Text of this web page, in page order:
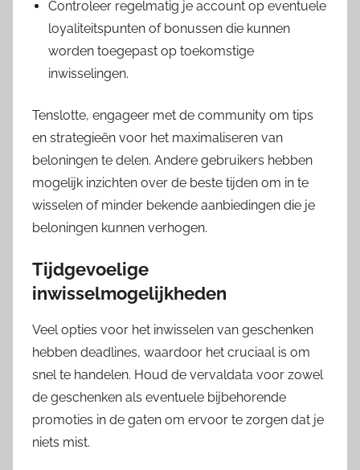
Controleer regelmatig je account op eventuele
loyaliteitspunten of bonussen die kunnen
worden toegepast op toekomstige
inwisselingen.
Tenslotte, engageer met de community om tips
en strategieën voor het maximaliseren van
beloningen te delen. Andere gebruikers hebben
mogelijk inzichten over de beste tijden om in te
wisselen of minder bekende aanbiedingen die je
beloningen kunnen verhogen.
Tijdgevoelige
inwisselmogelijkheden
Veel opties voor het inwisselen van geschenken
hebben deadlines, waardoor het cruciaal is om
snel te handelen. Houd de vervaldata voor zowel
de geschenken als eventuele bijbehorende
promoties in de gaten om ervoor te zorgen dat je
niets mist.